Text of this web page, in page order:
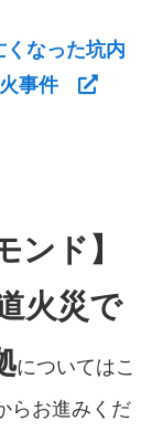
くなった坑内
火事件
ンド】
火災で
についてはこ
らお進みくだ